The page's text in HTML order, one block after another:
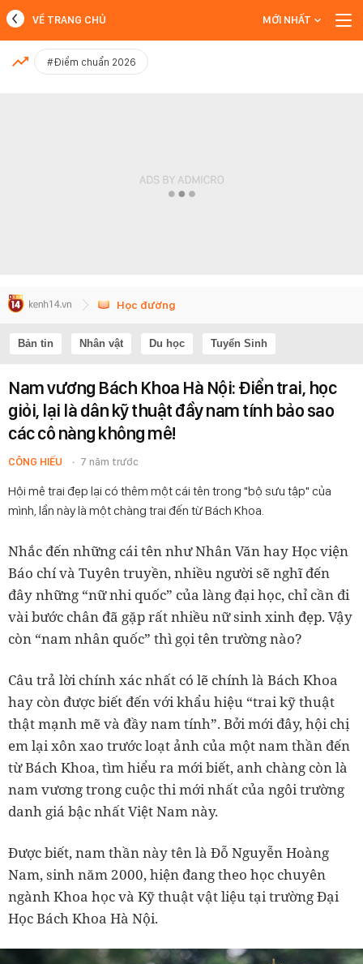
MỚI NHẤT
VỀ TRANG CHỦ MỚI NHẤT
#Điểm chuẩn 2026
Học đường
Bản tin Nhân vật Du học Tuyển Sinh
Nam vương Bách Khoa Hà Nội: Điển trai, học
giỏi, lại là dân kỹ thuật đầy nam tính bảo sao
các cô nàng không mê!
CÔNG HIẾU 7 năm trước
Hội mê trai đẹp lại có thêm một cái tên trong "bộ sưu tập" của
mình, lần này là một chàng trai đến từ Bách Khoa.
Nhắc đến những cái tên như Nhân Văn hay Học viện
Báo chí và Tuyên truyền, nhiều người sẽ nghĩ đến
đây những “nữ nhi quốc” của làng đại học, chỉ cần đi
vài bước chân đã gặp rất nhiều nữ sinh xinh đẹp. Vậy
còn “nam nhân quốc” thì gọi tên trường nào?
Câu trả lời chính xác nhất có lẽ chính là Bách Khoa
hay còn được biết đến với khẩu hiệu “trai kỹ thuật
thật mạnh mẽ và đầy nam tính”. Bởi mới đây, hội chị
em lại xôn xao trước loạt ảnh của một nam thần đến
từ Bách Khoa, tìm hiểu ra mới biết, anh chàng còn là
nam vương trong cuộc thi mới nhất của ngôi trường
danh giá bậc nhất Việt Nam này.
Được biết, nam thần này tên là Đỗ Nguyễn Hoàng
Nam, sinh năm 2000, hiện đang theo học chuyên
ngành Khoa học và Kỹ thuật vật liệu tại trường Đại
Học Bách Khoa Hà Nội.